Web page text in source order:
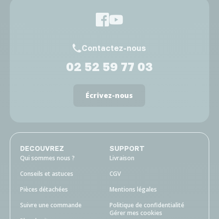
Contactez-nous
02 52 59 77 03
Écrivez-nous
DECOUVREZ
Qui sommes nous ?
Conseils et astuces
Pièces détachées
Suivre une commande
SUPPORT
Livraison
CGV
Mentions légales
Politique de confidentialité
Gérer mes cookies